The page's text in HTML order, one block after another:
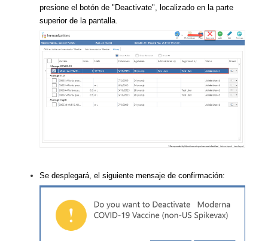
presione el botón de "Deactivate", localizado en la parte
superior de la pantalla.
Se desplegará, el siguiente mensaje de confirmación: